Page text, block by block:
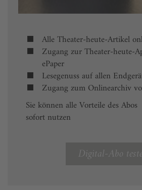
Alle Theater-heute-Artikel
Zugang zur Theater-heute-
ePaper
Lesegenuss auf allen
Zugang zum Onlinearchiv
Sie können alle Vorteile des Abos
sofort nutzen
Digital-Abo